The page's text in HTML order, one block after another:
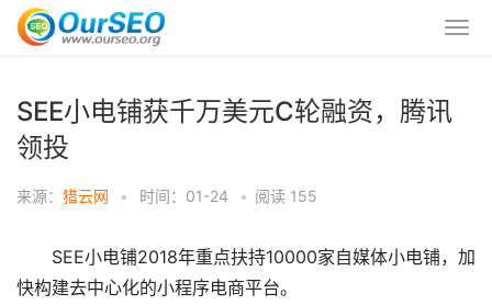
SEE小电铺获千万美元C轮融资，腾讯
领投
来源： 猎云网 • 时间：01-24 • 阅读 155
SEE小电铺2018年重点扶持10000家自媒体小电铺，加
快构建去中心化的小程序电商平台。